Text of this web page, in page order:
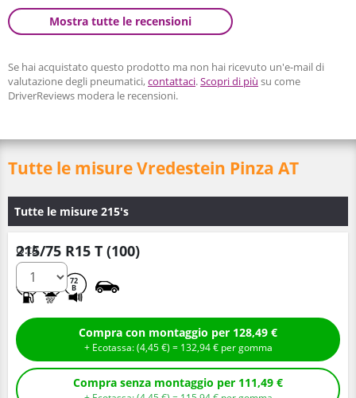
Mostra tutte le recensioni
Se hai acquistato questo prodotto ma non hai ricevuto un'e-mail di
valutazione degli pneumatici,contattaci.Scopri di più su come
DriverReviews modera le recensioni.
Tutte le misure Vredestein Pinza AT
Tutte le misure 215's
215/75 R15 T (100)
72
B
Q.tà
Compra con montaggio per 128,49 €
+ Ecotassa: (4,45€ ) = 132,94€ per gomma
Compra senza montaggio per 111,49 €